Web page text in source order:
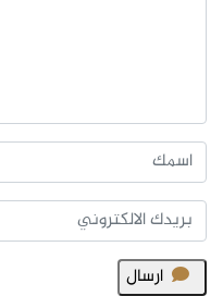
ارسال